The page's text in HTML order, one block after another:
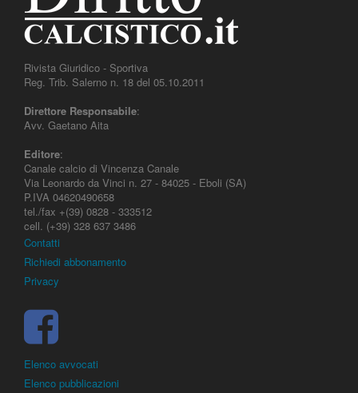
Rivista Giuridico - Sportiva
Reg. Trib. Salerno n. 18 del 05.10.2011
Direttore Responsabile:
Avv. Gaetano Aita
Editore:
Canale calcio di Vincenza Canale
Via Leonardo da Vinci n. 27 - 84025 - Eboli (SA)
P.IVA 04620490658
tel./fax +(39) 0828 - 333512
cell. (+39) 328 637 3486
Contatti
Richiedi abbonamento
Privacy
Elenco avvocati
Elenco pubblicazioni